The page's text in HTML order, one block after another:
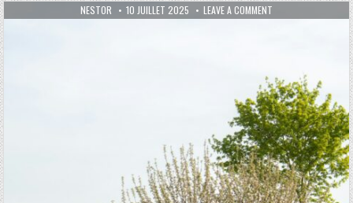
AUTHOR:
NESTOR PUBLISHED DATE:
10 JUILLET 2025 LEAVE A COMMENT ON GUIDE POUR